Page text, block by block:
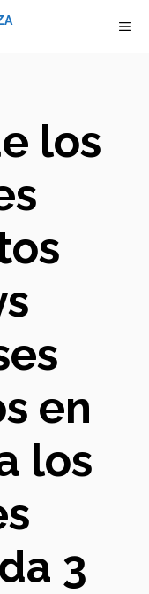
los
en
los
3